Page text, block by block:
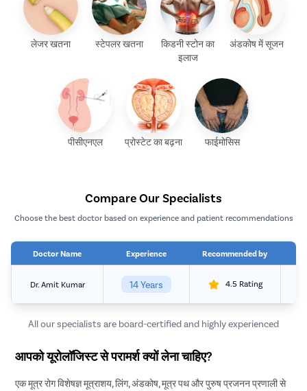
लेजर खतना स्टेपलर खतना
किडनी स्टोन का
इलाज
अंडकोष में सूजन
पीसीएनएल प्रोस्टेट का बढ़ना फाईमोसिस
Compare Our Specialists
Choose the best doctor based on experience and patient recommendations
Doctor Name Experience Recommended by
Dr. Amit Kumar 14 Years 4.5 Rating
All our specialists are board-certified and highly experienced
आपको यूरोलॉजिस्ट से परामर्श क्यों लेना चाहिए?
एक मूत्र रोग विशेषज्ञ मूत्राशय, लिंग, अंडकोष, मूत्र पथ और पुरुष प्रजनन प्रणाली से